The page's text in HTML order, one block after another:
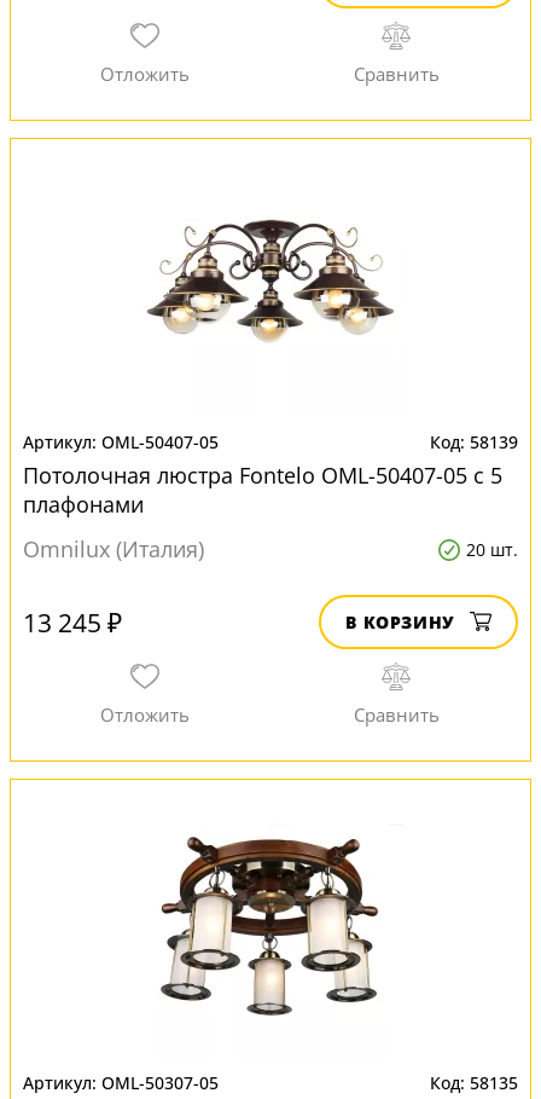
OML-50407-05 58139
Потолочная люстра Fontelo OML-50407-05 с 5
плафонами
Omnilux (Италия)
20 шт.
13 245 ₽ В КОРЗИНУ
OML-50307-05 58135